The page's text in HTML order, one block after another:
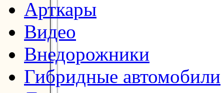
Арткары
Видео
Внедорожники
Гибридные автомобили